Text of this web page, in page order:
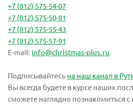
+7 (812) 575-54-07
+7 (812) 575-50-81
+7 (812) 575-55-43
+7 (812) 575-57-91
E-mail: info@christmas-plus.ru
Подписывайтесь на наш канал в
Вы всегда будете в курсе наших
сможете наглядно познакомиться